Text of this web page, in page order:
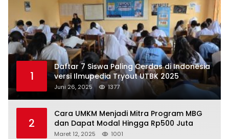
1
Daftar 7 Siswa Paling Cerdas di Indonesia
versi Ilmupedia Tryout UTBK 2025
Juni 26, 2025 1377
2
Cara UMKM Menjadi Mitra Program MBG
dan Dapat Modal Hingga Rp500 Juta
Maret 12, 2025 1001